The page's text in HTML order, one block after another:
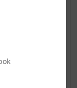
zoete gerst,
vanille
tonen, vanille